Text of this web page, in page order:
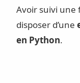
Avoir suivi une
disposer d’une
en Python.